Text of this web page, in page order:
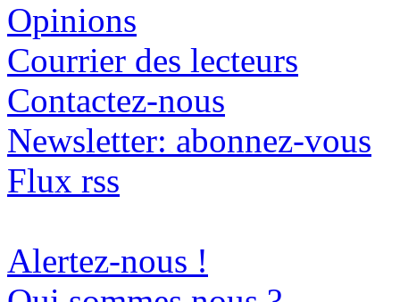
Opinions
Courrier des lecteurs
Contactez-nous
Newsletter: abonnez-vous
Flux rss
Alertez-nous !